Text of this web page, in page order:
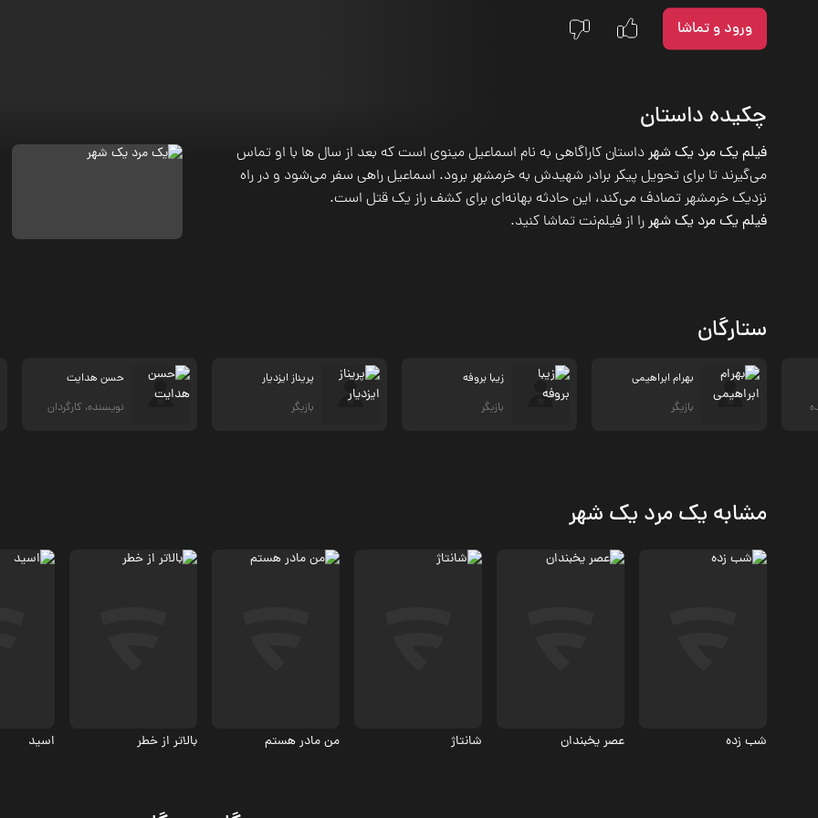
ورود و تماشا
چکیده داستان
فیلم یک مرد یک شهرداستان کاراگاهی به نام اسماعیل مینوی است که بعد از سال ها با او تماس
می‌گیرند تا برای تحویل پیکر برادر شهیدش به خرمشهر برود. اسماعیل راهی سفر می‌شود و در راه
نزدیک خرمشهر تصادف می‌کند، این حادثه بهانه‌ای برای کشف راز یک قتل است.
فیلم یک مرد یک شهررا از فیلم‌نت تماشا کنید.
ستارگان
بهرام ابراهیمی
بازیگر
زیبا بروفه
بازیگر
پریناز ایزدیار
بازیگر
حسن هدایت
نویسنده، کارگردان
مشابه یک مرد یک شهر
شب زده عصر یخبندان شانتاژ من مادر هستم بالاتر از خطر اسید